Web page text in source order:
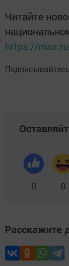
Читайте
https://
0 0
Расскажите